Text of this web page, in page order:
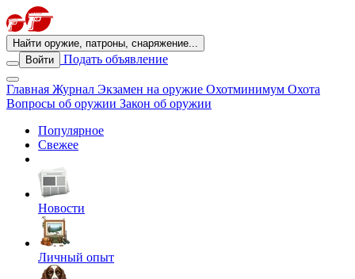
Найти оружие, патроны, снаряжение...
Войти
Подать объявление
Главная Журнал Экзамен на оружие Охотминимум Охота
Вопросы об оружии Закон об оружии
Популярное
Свежее
Новости
Личный опыт